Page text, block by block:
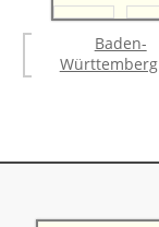
Baden-
Württemberg